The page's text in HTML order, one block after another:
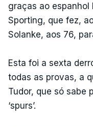
graças ao espanhol
Sporting, que fez,
Solanke, aos 76,
Esta foi a sexta
todas as provas, a
Tudor, que só sabe
‘spurs’.